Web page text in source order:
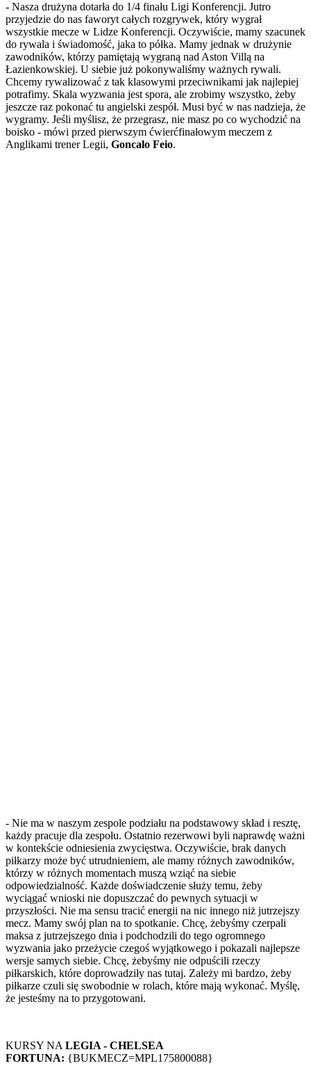
- Nasza drużyna dotarła do 1/4 finału Ligi Konferencji. Jutro
przyjedzie do nas faworyt całych rozgrywek, który wygrał
wszystkie mecze w Lidze Konferencji. Oczywiście, mamy szacunek
do rywala i świadomość, jaka to półka. Mamy jednak w drużynie
zawodników, którzy pamiętają wygraną nad Aston Villą na
Łazienkowskiej. U siebie już pokonywaliśmy ważnych rywali.
Chcemy rywalizować z tak klasowymi przeciwnikami jak najlepiej
potrafimy. Skala wyzwania jest spora, ale zrobimy wszystko, żeby
jeszcze raz pokonać tu angielski zespół. Musi być w nas nadzieja, że
wygramy. Jeśli myślisz, że przegrasz, nie masz po co wychodzić na
boisko - mówi przed pierwszym ćwierćfinałowym meczem z
Anglikami trener Legii, Goncalo Feio.
- Nie ma w naszym zespole podziału na podstawowy skład i resztę,
każdy pracuje dla zespołu. Ostatnio rezerwowi byli naprawdę ważni
w kontekście odniesienia zwycięstwa. Oczywiście, brak danych
piłkarzy może być utrudnieniem, ale mamy różnych zawodników,
którzy w różnych momentach muszą wziąć na siebie
odpowiedzialność. Każde doświadczenie służy temu, żeby
wyciągać wnioski nie dopuszczać do pewnych sytuacji w
przyszłości. Nie ma sensu tracić energii na nic innego niż jutrzejszy
mecz. Mamy swój plan na to spotkanie. Chcę, żebyśmy czerpali
maksa z jutrzejszego dnia i podchodzili do tego ogromnego
wyzwania jako przeżycie czegoś wyjątkowego i pokazali najlepsze
wersje samych siebie. Chcę, żebyśmy nie odpuścili rzeczy
piłkarskich, które doprowadziły nas tutaj. Zależy mi bardzo, żeby
piłkarze czuli się swobodnie w rolach, które mają wykonać. Myślę,
że jesteśmy na to przygotowani.
KURSY NA LEGIA - CHELSEA
FORTUNA: {BUKMECZ=MPL175800088}